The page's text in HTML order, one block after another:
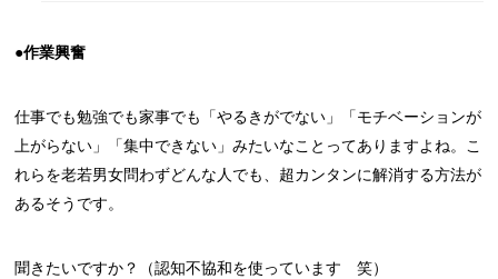
●作業興奮
仕事でも勉強でも家事でも「やるきがでない」「モチベーションが
上がらない」「集中できない」みたいなことってありますよね。こ
れらを老若男女問わずどんな人でも、超カンタンに解消する方法が
あるそうです。
聞きたいですか？（認知不協和を使っています 笑）